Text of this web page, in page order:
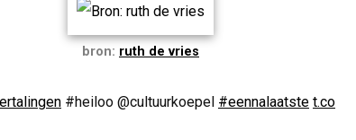
bron: ruth de vries
#heiloo @cultuurkoepel #eennalaatste t.co